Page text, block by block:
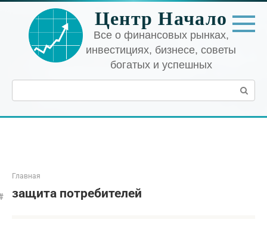
Перейти
контенту
Центр Начало
Все о финансовых рынках,
инвестициях, бизнесе, советы
богатых и успешных
Поиск:
Главная
защита потребителей